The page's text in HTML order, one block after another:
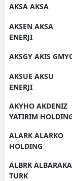
AKSA AKSA
AKSEN AKSA
ENERJI
AKSGY AKIS
AKSUE AKSU
ENERJI
AKYHO AKDENIZ
YATIRIM
ALARK ALARKO
HOLDING
ALBRK ALBARAKA
TURK